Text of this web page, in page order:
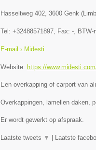
Hasseltweg 402, 3600 Genk(
Tel: +32488571897, Fax: -, BTW-
E-mail › Midesti
Website: https://
Een overkapping of carport van
Overkappingen, lamellen daken,
Er wordt gewerkt op afspraak.
Laatste tweets ▼ Laatste